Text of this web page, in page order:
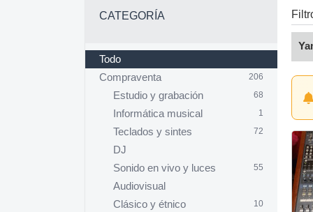
CATEGORÍA
Todo
206
Compraventa
68
Estudio y grabación
1
Informática musical
72
Teclados y sintes
DJ
55
Sonido en vivo y luces
Audiovisual
10
Clásico y étnico